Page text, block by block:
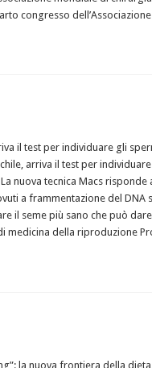
congresso
il test per individuare gli
arriva il test per
nuova tecnica Macs risponde
a frammentazione del DNA
il seme più sano che può
medicina della riproduzione
la nuova frontiera della